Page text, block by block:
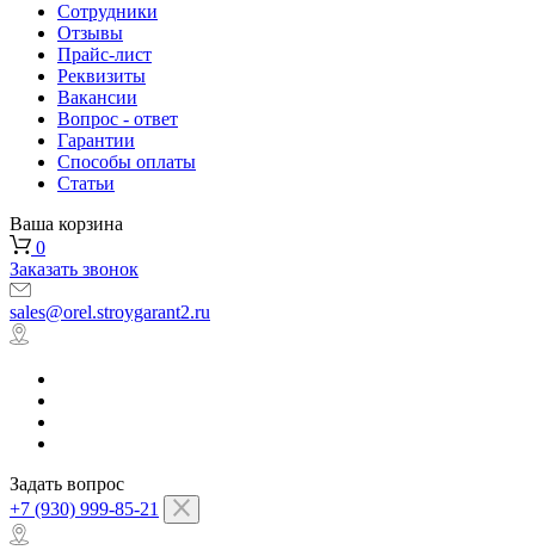
Сотрудники
Отзывы
Прайс-лист
Реквизиты
Вакансии
Вопрос - ответ
Гарантии
Способы оплаты
Статьи
Ваша корзина
0
Заказать звонок
sales@orel.stroygarant2.ru
Задать вопрос
+7 (930) 999-85-21